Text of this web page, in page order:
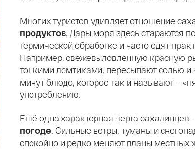
Многих туристов удивляет отношение
продуктов. Дары моря здесь стараются
термической обработке и часто едят
Например, свежевыловленную красную
тонкими ломтиками, пересыпают солью
минут блюдо, которое так и называют –
употреблению.
Ещё одна характерная черта сахалинцев
погоде. Сильные ветры, туманы и
спокойно и редко меняют планы местных